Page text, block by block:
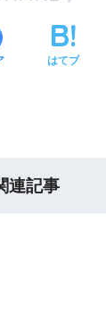
はてブ
連記事